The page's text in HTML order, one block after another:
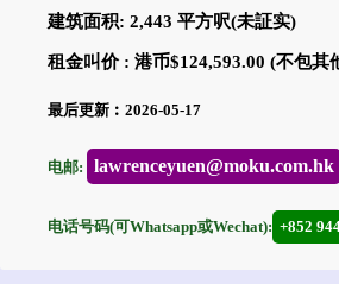
建筑面积: 2,443 平方呎(未証实)
租金叫价 : 港币$124,593.00 (不包其
最后更新︰2026-05-17
电邮: lawrenceyuen@moku.com.hk
电话号码(可Whatsapp或Wechat): +852